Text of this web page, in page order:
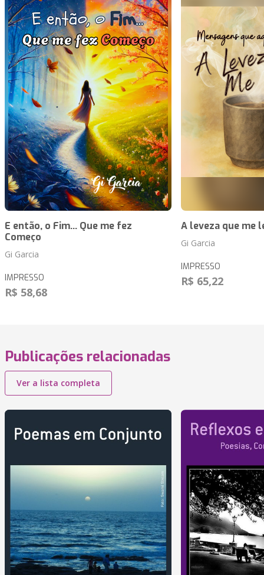
E então, o Fim... Que me fez
Começo
Gi Garcia
IMPRESSO
R$ 58,68
A leveza que me
Gi Garcia
IMPRESSO
R$ 65,22
Publicações relacionadas
Ver a lista completa